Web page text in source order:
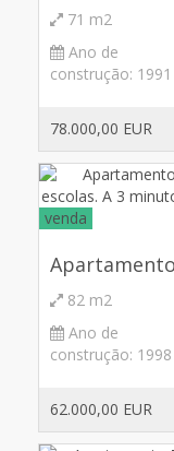
71 m2
Ano de
construção: 1991
78.000,00 EUR
venda
82 m2
Ano de
construção: 1998
62.000,00 EUR